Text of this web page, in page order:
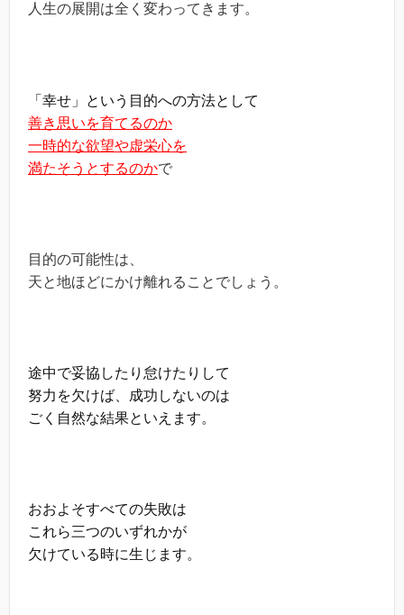
人生の展開は全く変わってきます。
「幸せ」という目的への方法として
善き思いを育てるのか
一時的な欲望や虚栄心を
満たそうとするのかで
目的の可能性は、
天と地ほどにかけ離れることでしょう。
途中で妥協したり怠けたりして
努力を欠けば、成功しないのは
ごく自然な結果といえます。
おおよそすべての失敗は
これら三つのいずれかが
欠けている時に生じます。